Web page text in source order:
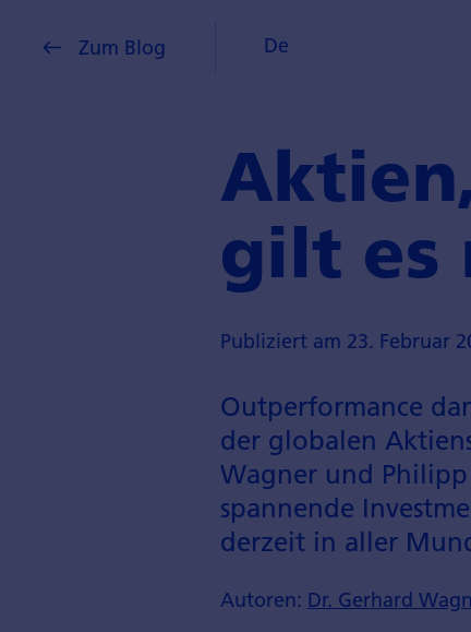
Zum Blog De
gilt es
Publiziert am 23. Februar
Outperformance
der globalen
Wagner und
spannende
derzeit in aller
Autoren: Dr. Gerhard